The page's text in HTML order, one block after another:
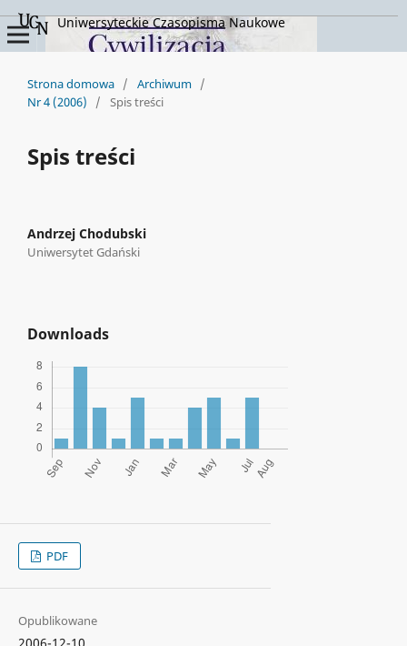
Uniwersyteckie Czasopisma Naukowe
Strona domowa / Archiwum /
Nr 4 (2006)
/ Spis treści
Spis treści
Andrzej Chodubski
Uniwersytet Gdański
Downloads
PDF
Opublikowane